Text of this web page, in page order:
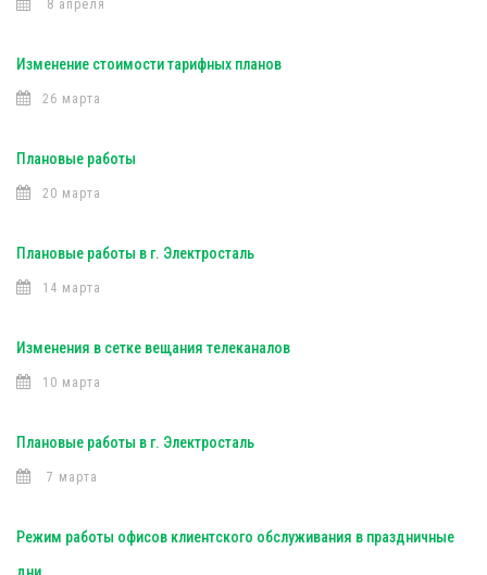
8 апреля
Изменение стоимости тарифных планов
26 марта
Плановые работы
20 марта
Плановые работы в г. Электросталь
14 марта
Изменения в сетке вещания телеканалов
10 марта
Плановые работы в г. Электросталь
7 марта
Режим работы офисов клиентского обслуживания в праздничные